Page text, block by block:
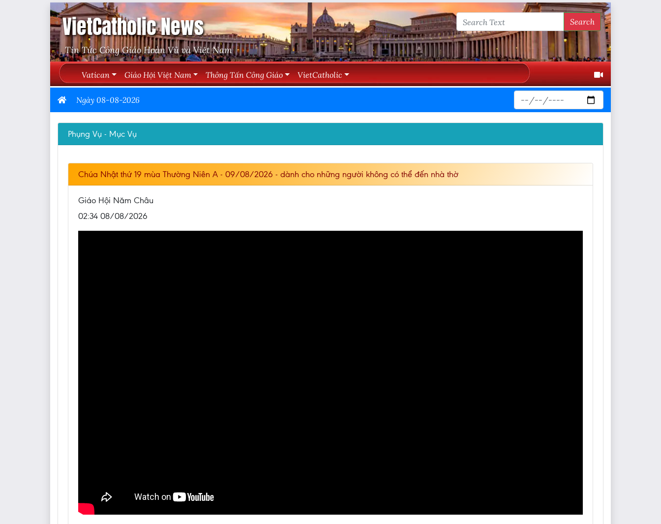
VietCatholic News
Tin Tức Công Giáo Hoàn Vũ và Việt Nam
Search
Vatican Giáo Hội Việt Nam Thông Tấn Công Giáo VietCatholic
Ngày 08-08-2026
Phụng Vụ - Mục Vụ
Chúa Nhật thứ 19 mùa Thường Niên A - 09/08/2026 - dành cho những người không có thể đến nhà thờ
Giáo Hội Năm Châu
02:34 08/08/2026